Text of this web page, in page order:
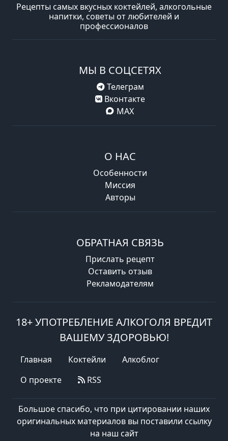
Рецепты самых вкусных коктейлей, алкогольные
напитки, советы от любителей и
профессионалов
МЫ В СОЦСЕТЯХ
Телеграм
Вконтакте
MAX
О НАС
Особенности
Миссия
Авторы
ОБРАТНАЯ СВЯЗЬ
Прислать рецепт
Оставить отзыв
Рекламодателям
18+ УПОТРЕБЛЕНИЕ АЛКОГОЛЯ ВРЕДИТ
ВАШЕМУ ЗДОРОВЬЮ!
Главная Коктейли
Алкоблог
О проекте
RSS
Большое спасибо, что при цитировании наших
оригинальных материалов вы поставили ссылку
на наш сайт